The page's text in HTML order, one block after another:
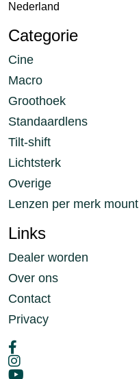
Nederland
Categorie
Cine
Macro
Groothoek
Standaardlens
Tilt-shift
Lichtsterk
Overige
Lenzen per merk mount
Links
Dealer worden
Over ons
Contact
Privacy